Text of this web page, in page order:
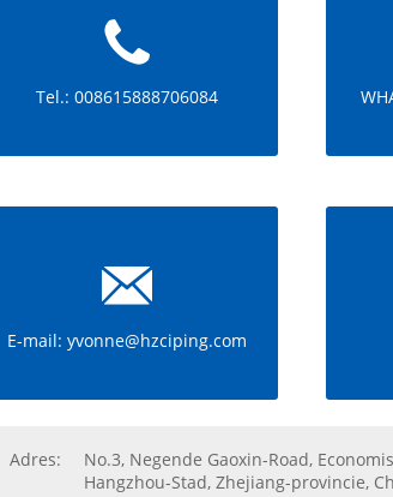
Tel.: 008615888706084
E-mail: yvonne@hzciping.com
Adres:
No.3, Negende Gaoxin-Road,
Hangzhou-Stad, Zhejiang-provincie,